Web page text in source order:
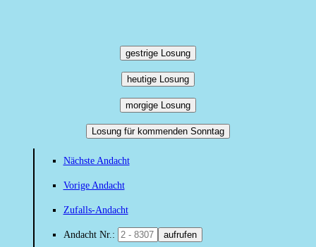
gestrige Losung
heutige Losung
morgige Losung
Losung für kommenden Sonntag
Nächste Andacht
Vorige Andacht
Zufalls-Andacht
Andacht Nr.: aufrufen